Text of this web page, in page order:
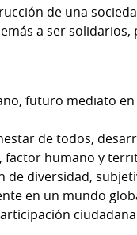
de una
a ser solidarios,
futuro mediato
de todos,
factor humano y
diversidad,
en un mundo